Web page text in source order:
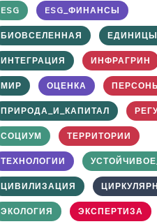
ESG ESG_ФИНАНСЫ
БИОВСЕЛЕННАЯ
ИНТЕГРАЦИЯ ИНФРАГРИН
МИР ОЦЕНКА
ПРИРОДА_И_КАПИТАЛ
СОЦИУМ ТЕРРИТОРИИ
ТЕХНОЛОГИИ
ЦИВИЛИЗАЦИЯ
ЭКОЛОГИЯ ЭКСПЕРТИЗА